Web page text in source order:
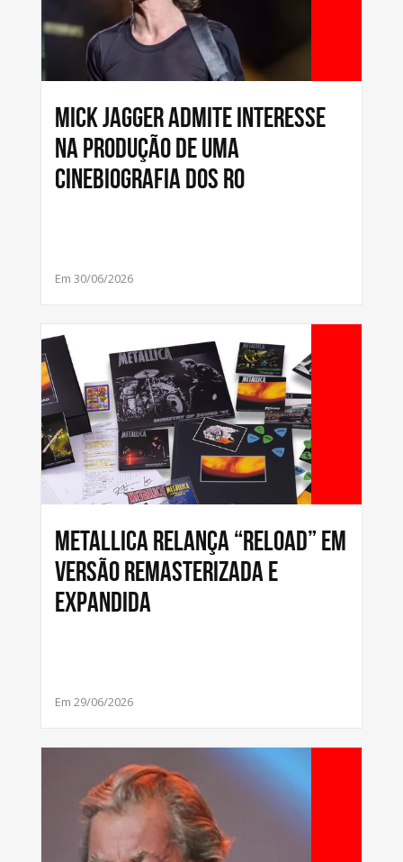
Mick Jagger admite interesse
na produção de uma
cinebiografia dos Ro
Em 30/06/2026
METALLICA RELANÇA “RELOAD” EM
VERSÃO REMASTERIZADA E
EXPANDIDA
Em 29/06/2026